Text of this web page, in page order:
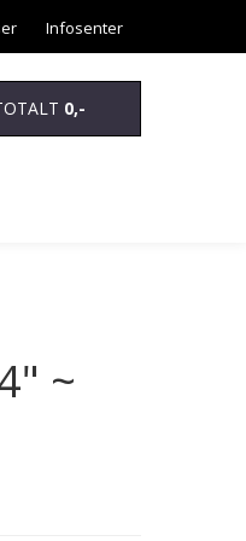
Infosenter
0,-
~